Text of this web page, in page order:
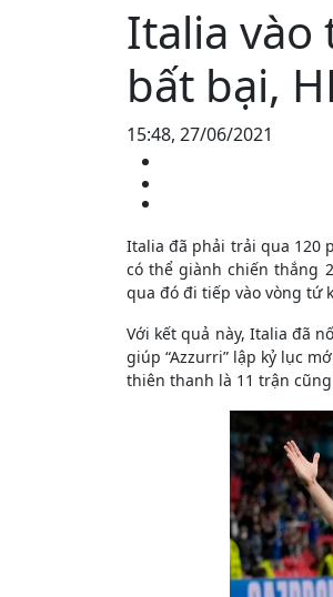
Italia vào
bất bại,
15:48, 27/06/2021
Italia đã phải trải qua 120
có thể giành chiến thắng
qua đó đi tiếp vào vòng tứ
Với kết quả này, Italia đã
giúp “Azzurri” lập kỷ lục
thiên thanh là 11 trận